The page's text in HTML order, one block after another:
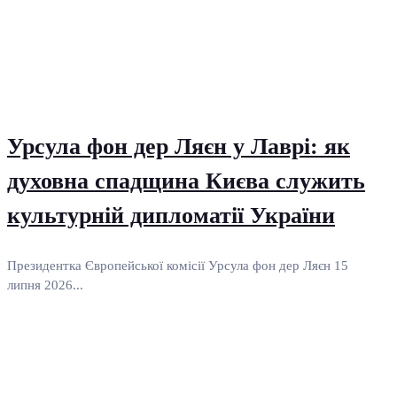
Урсула фон дер Ляєн у Лаврі: як
духовна спадщина Києва служить
культурній дипломатії України
Президентка Європейської комісії Урсула фон дер Ляєн 15
липня 2026...